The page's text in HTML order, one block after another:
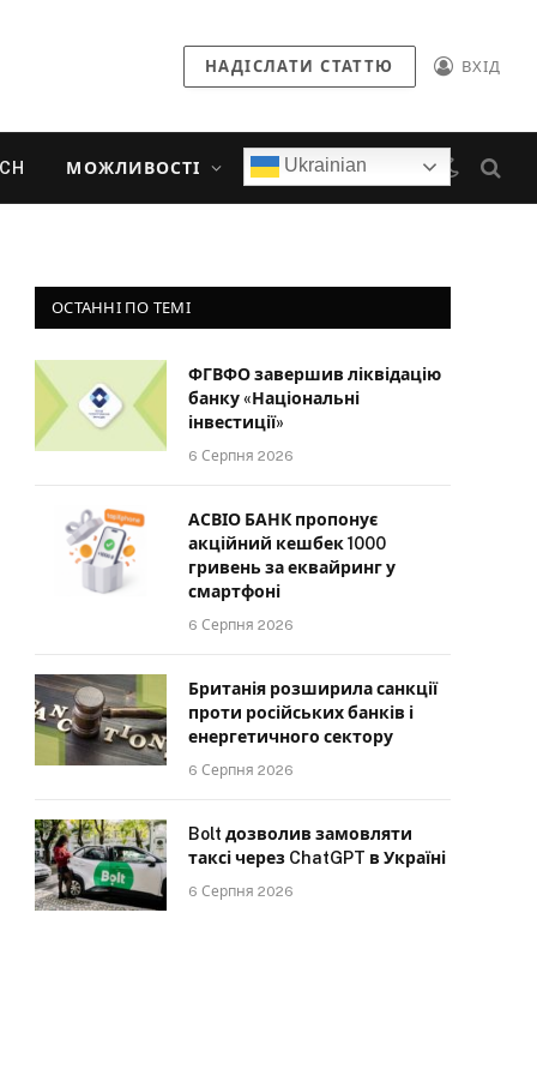
НАДІСЛАТИ СТАТТЮ ВХІД
МОЖЛИВОСТІ Ukrainian
ОСТАННІ ПО ТЕМІ
ФГВФО завершив ліквідацію
банку «Національні
інвестиції»
6 Серпня 2026
АСВІО БАНК пропонує
акційний кешбек 1000
гривень за еквайринг у
смартфоні
6 Серпня 2026
Британія розширила санкції
проти російських банків і
енергетичного сектору
6 Серпня 2026
Bolt дозволив замовляти
таксі через ChatGPT в Україні
6 Серпня 2026